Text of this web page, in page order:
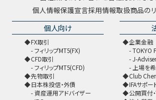
個人情報保護宣言採用情報取扱商品の
個人向け
FX取引
フィリップMT5(FX)
CFD取引
フィリップMT5(CFD)
先物取引
日本株投信・外債
資産運用アドバイザー
企業金融
TOKYO
J-
上場を
Club
IFAサポー
公開買付